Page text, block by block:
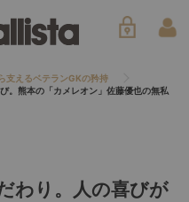
支えるベテランGKの矜持
。熊本の「カメレオン」佐藤優也の無私
わり。人の喜びが